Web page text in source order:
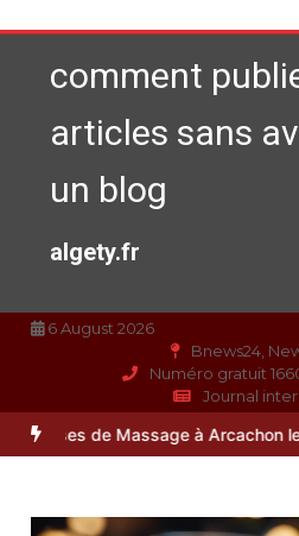
au
contenucomment
articles sans
un blog
algety.fr
6 August 2026
Bnews24,
Numéro gratuit
Journal
à Arcachon les mieux